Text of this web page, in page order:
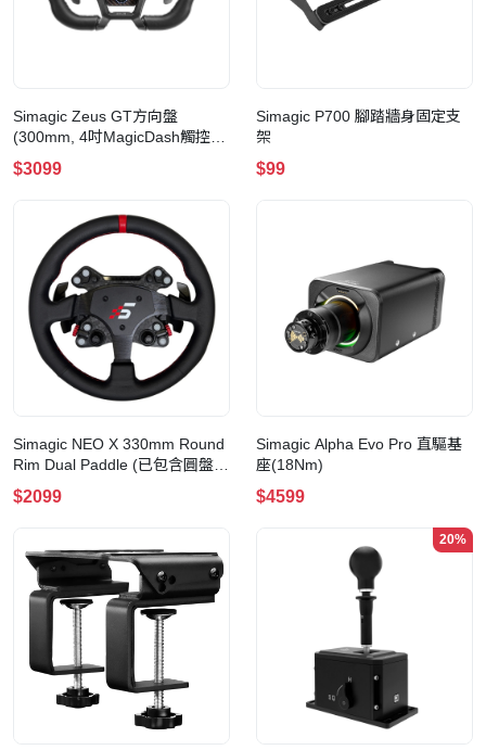
Simagic Zeus GT方向盤
(300mm, 4吋MagicDash觸控屏,
Alpha Evo系列基座專用, 送
AirLink無線連接埠)
$3099
Simagic P700 腳踏牆身固定支
架
$99
Simagic NEO X 330mm Round
Rim Dual Paddle (已包含圓盤及
換檔撥片)
$2099
Simagic Alpha Evo Pro 直驅基
座(18Nm)
$4599
20%